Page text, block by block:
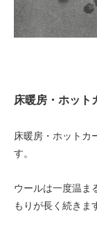
床暖房・ホット
床暖房・ホットカ
す。
ウールは一度温ま
もりが長く続きま